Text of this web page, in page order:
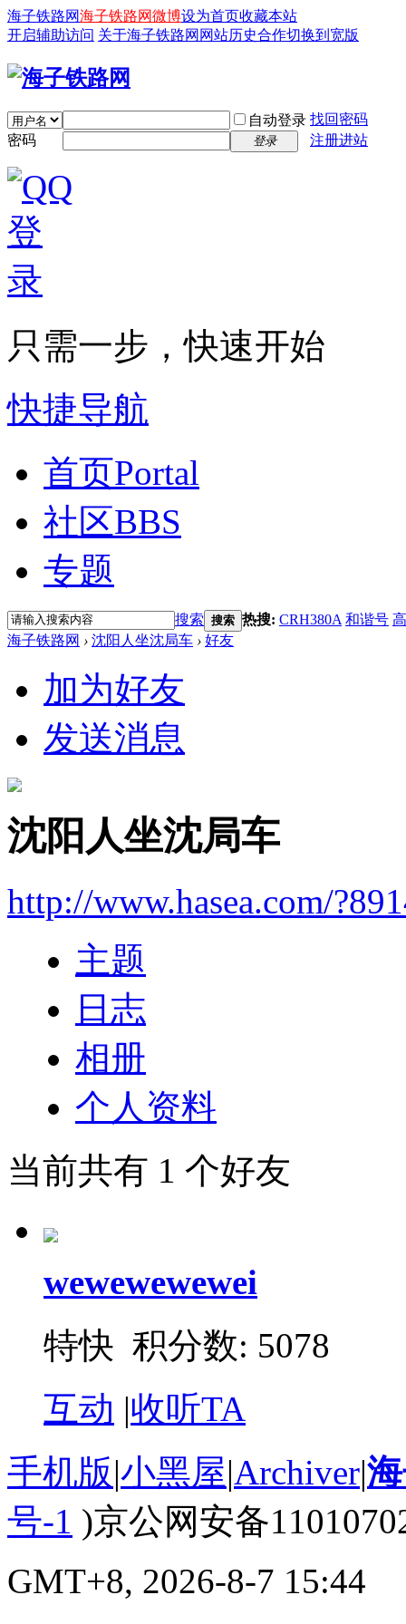
海子铁路网海子铁路网微博设为首页收藏本站
开启辅助访问 关于海子铁路网 网站历史合作切换到宽版
自动登录 找回密码
密码
登录 注册进站
只需一步，快速开始
快捷导航
首页Portal
社区BBS
专题
搜索 搜索 热搜: CRH380A 和谐号
海子铁路网 › 沈阳人坐沈局车 › 好友
加为好友
发送消息
沈阳人坐沈局车
http://www.hasea.com/
主题
日志
相册
个人资料
当前共有 1 个好友
wewewewewei
特快 积分数: 5078
互动 |收听TA
手机版|小黑屋|Archiver|
号-1 )京公网安备
GMT+8, 2026-8-7 15:44